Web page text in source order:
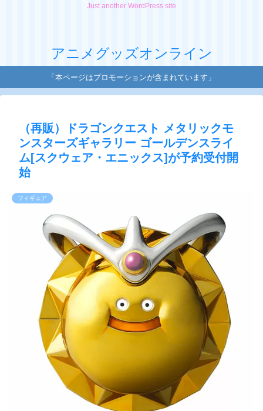
Just another WordPress site
アニメグッズオンライン
「本ページはプロモーションが含まれています」
（再販）ドラゴンクエスト メタリックモ
ンスターズギャラリー ゴールデンスライ
ム[スクウェア・エニックス]が予約受付開
始
フィギュア